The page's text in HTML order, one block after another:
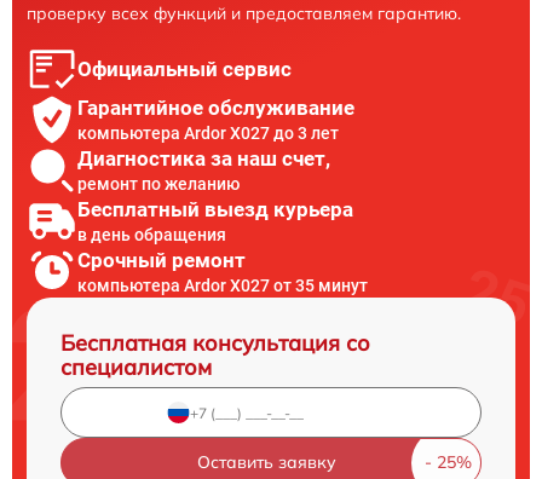
проверку всех функций и предоставляем гарантию.
Официальный сервис
Гарантийное обслуживание
компьютера Ardor X027 до 3 лет
Диагностика за наш счет,
ремонт по желанию
Бесплатный выезд курьера
в день обращения
Срочный ремонт
компьютера Ardor X027 от 35 минут
Бесплатная консультация со
специалистом
Оставить заявку